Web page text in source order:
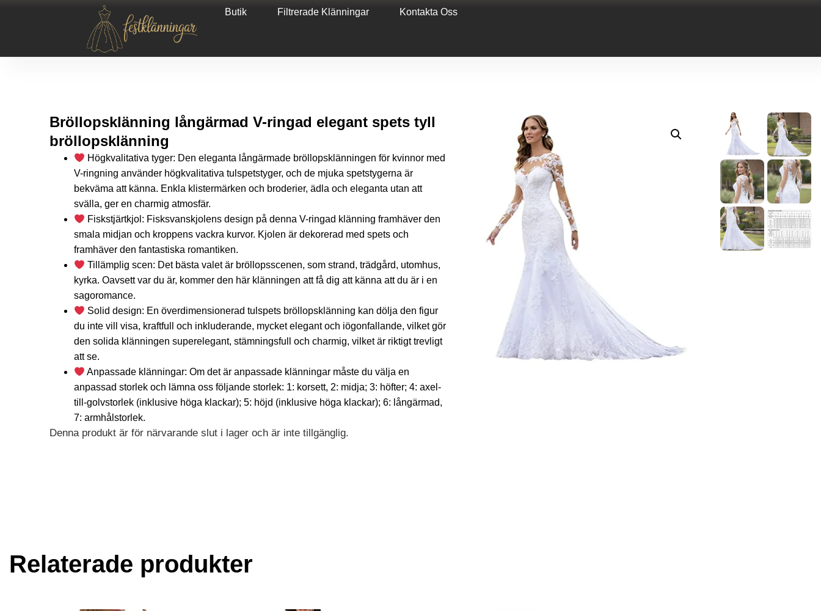
Butik Filtrerade Klänningar Kontakta Oss
Bröllopsklänning långärmad V-ringad elegant spets tyll
bröllopsklänning
Högkvalitativa tyger: Den eleganta långärmade bröllopsklänningen för kvinnor med
V-ringning använder högkvalitativa tulspetstyger, och de mjuka spetstygerna är
bekväma att känna. Enkla klistermärken och broderier, ädla och eleganta utan att
svälla, ger en charmig atmosfär.
Fiskstjärtkjol: Fisksvanskjolens design på denna V-ringad klänning framhäver den
smala midjan och kroppens vackra kurvor. Kjolen är dekorerad med spets och
framhäver den fantastiska romantiken.
Tillämplig scen: Det bästa valet är bröllopsscenen, som strand, trädgård, utomhus,
kyrka. Oavsett var du är, kommer den här klänningen att få dig att känna att du är i en
sagoromance.
Solid design: En överdimensionerad tulspets bröllopsklänning kan dölja den figur
du inte vill visa, kraftfull och inkluderande, mycket elegant och iögonfallande, vilket gör
den solida klänningen superelegant, stämningsfull och charmig, vilket är riktigt trevligt
att se.
Anpassade klänningar: Om det är anpassade klänningar måste du välja en
anpassad storlek och lämna oss följande storlek: 1: korsett, 2: midja; 3: höfter; 4: axel-
till-golvstorlek (inklusive höga klackar); 5: höjd (inklusive höga klackar); 6: långärmad,
7: armhålstorlek.
Denna produkt är för närvarande slut i lager och är inte tillgänglig.
Relaterade produkter